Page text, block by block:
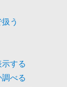
う
する
べる